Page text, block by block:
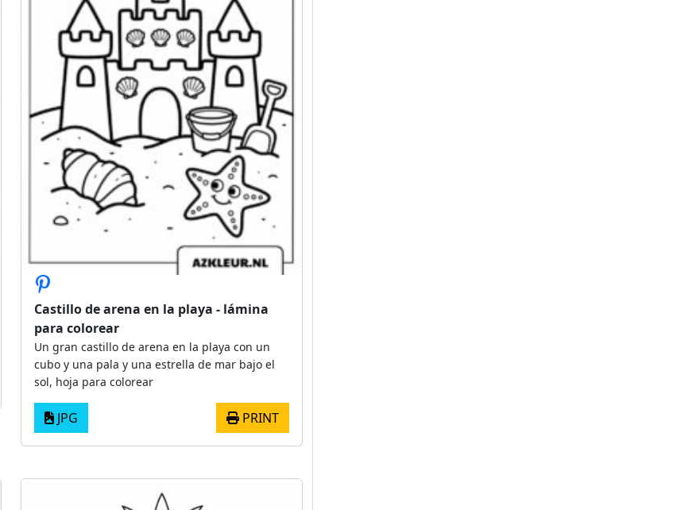
Castillo de arena en la playa - lámina
para colorear
Un gran castillo de arena en la playa con un
cubo y una pala y una estrella de mar bajo el
sol, hoja para colorear
JPG PRINT